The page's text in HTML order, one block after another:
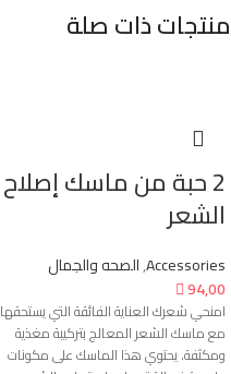
منتجات ذات صلة
2 حبة من ماسك إصلاح
الشعر
Accessories
,الصحه والجمال
94,00
امنحي شعرك العناية الفائقة التي يستحقها
مع ماسك الشعر المعالج بتركيبة مغذية
ومكثفة. يحتوي هذا الماسك على مكونات